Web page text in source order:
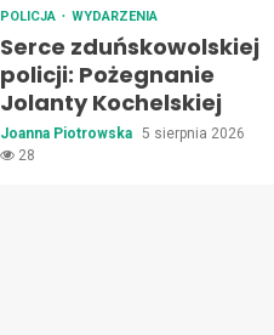
POLICJA WYDARZENIA
Serce zduńskowolskiej
policji: Pożegnanie
Jolanty Kochelskiej
Joanna Piotrowska 5 sierpnia 2026
28